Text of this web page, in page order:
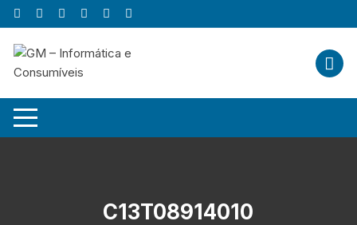
Skip
to
content
C13T08914010